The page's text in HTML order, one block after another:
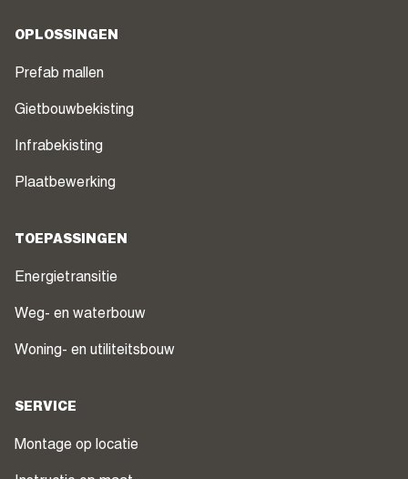
OPLOSSINGEN
Prefab mallen
Gietbouwbekisting
Infrabekisting
Plaatbewerking
TOEPASSINGEN
Energietransitie
Weg- en waterbouw
Woning- en utiliteitsbouw
SERVICE
Montage op locatie